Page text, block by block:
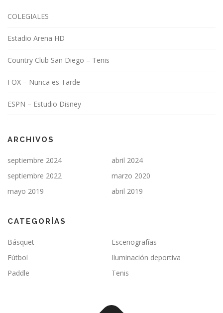
COLEGIALES
Estadio Arena HD
Country Club San Diego – Tenis
FOX – Nunca es Tarde
ESPN – Estudio Disney
ARCHIVOS
septiembre 2024
abril 2024
septiembre 2022
marzo 2020
mayo 2019
abril 2019
CATEGORÍAS
Básquet
Escenografías
Fútbol
Iluminación deportiva
Paddle
Tenis